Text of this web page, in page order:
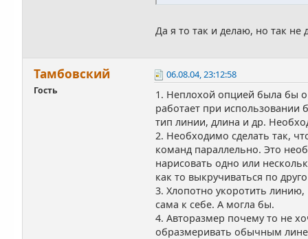
Да я то так и делаю, но так не
Тамбовский
Гость
06.08.04, 23:12:58
1. Неплохой опцией была бы
работает при использовании
тип линии, длина и др.
2. Необходимо сделать так,
команд параллельно. Это
нарисовать одно или
как то выкручиваться по
3. Хлопотно укоротить
сама к себе. А могла бы.
4. Авторазмер почему то не
образмеривать обычным